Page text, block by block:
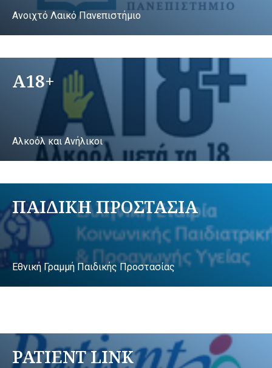
Ανοιχτό Λαικό Πανεπιστήμιο
A18+
Αλκοόλ και Ανήλικοι
ΠΑΙΔΙΚΗ ΠΡΟΣΤΑΣΙΑ
Εθνική Γραμμή Παιδικής Προστασίας
PATIENT LINK